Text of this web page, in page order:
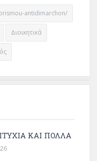
antidimarchon/
Διοικητικά
ΚΑΙ ΠΟΛΛΆ